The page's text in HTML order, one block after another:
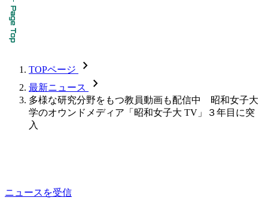
TOPページ chevron_forward
最新ニュース chevron_forward
多様な研究分野をもつ教員動画も配信中 昭和女子大
学のオウンドメディア「昭和女子大 TV」３年目に突
入
ニュースを受信